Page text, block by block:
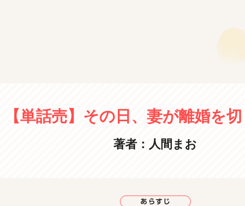
【単話売】その日、妻が離婚を
著者：人間まお